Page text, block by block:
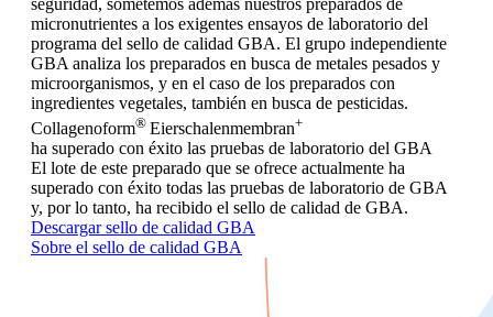
seguridad, sometemos además nuestros preparados de
micronutrientes a los exigentes ensayos de laboratorio del
programa del sello de calidad GBA. El grupo independiente
GBA analiza los preparados en busca de metales pesados y
microorganismos, y en el caso de los preparados con
ingredientes vegetales, también en busca de pesticidas.
Collagenoform® Eierschalenmembran+
ha superado con éxito las pruebas de laboratorio del GBA
El lote de este preparado que se ofrece actualmente ha
superado con éxito todas las pruebas de laboratorio de GBA
y, por lo tanto, ha recibido el sello de calidad de GBA.
Descargar sello de calidad GBA
Sobre el sello de calidad GBA